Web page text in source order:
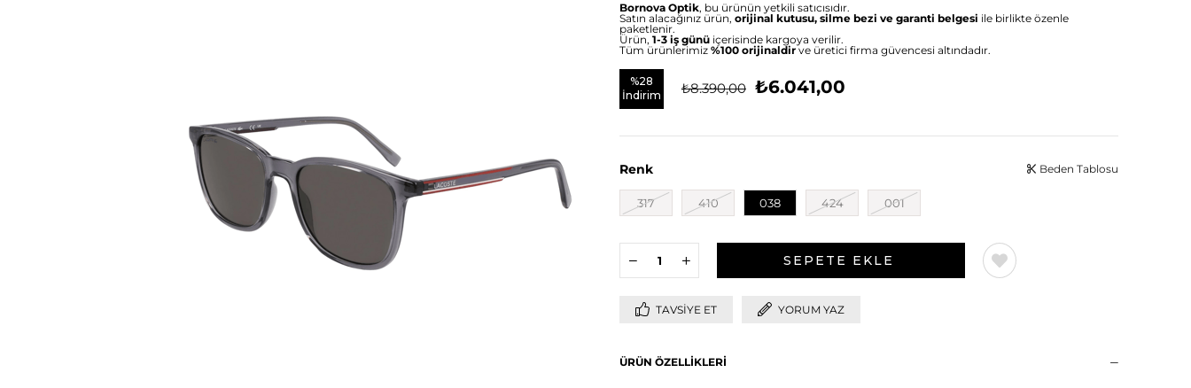
Bornova Optik, bu ürünün yetkili satıcısıdır.
Satın alacağınız ürün, orijinal kutusu, silme bezi ve garanti belgesi ile birlikte özenle
paketlenir.
Ürün, 1-3 iş günü içerisinde kargoya verilir.
Tüm ürünlerimiz %100 orijinaldirve üretici firma güvencesi altındadır.
%28
İndirim
₺8.390,00 ₺6.041,00
Renk
317 410 038 424 001
Beden Tablosu
TAVSIYE ET YORUM YAZ
ÜRÜN ÖZELLIKLERI